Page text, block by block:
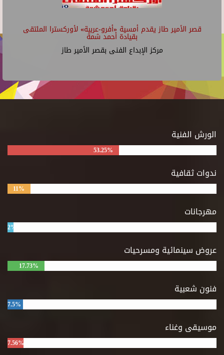
قصر الأمير طاز يقدم أمسية «أفرو-عربية» لأوركسترا الملتقى
بقيادة أحمد شمة
مركز الإبداع الفنى بقصر الأمير طاز
الورش الفنية
53.25%
ندوات ثقافية
11%
مهرجانات
2%
عروض سينمائية ومسرحيات
17.73%
فنون شعبية
7.5%
موسيقى وغناء
7.56%